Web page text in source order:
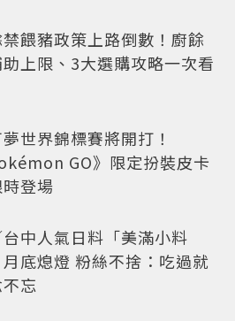
餵豬政策上路倒數！廚餘
上限、3大選購攻略一次看
世界錦標賽將開打！
GO》限定扮裝皮卡
時登場
中人氣日料「美滿小料
底熄燈 粉絲不捨：吃過就
忘